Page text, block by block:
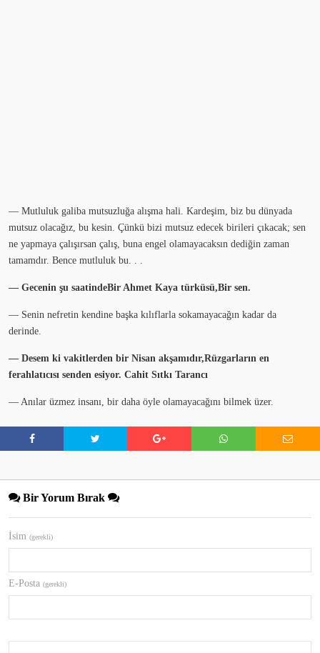
— Mutluluk galiba mutsuzluğa alışma hali. Kardeşim, biz bu dünyada
mutsuz olacağız, bu kesin. Çünkü bizi mutsuz edecek birileri çıkacak; sen
ne yapmaya çalışırsan çalış, buna engel olamayacaksın dediğin zaman
tamamdır. Bence mutluluk bu. . .
— Gecenin şu saatindeBir Ahmet Kaya türküsü,Bir sen.
— Senin nefretin kendine başka kılıflarla sokamayacağın kadar da
derinde.
— Desem ki vakitlerden bir Nisan akşamıdır,Rüzgarların en
ferahlatıcısı senden esiyor. Cahit Sıtkı Tarancı
— Anılar üzmez insanı, bir daha öyle olamayacağını bilmek üzer.
Bir Yorum Bırak
İsim (gerekli)
E-Posta (gerekli)